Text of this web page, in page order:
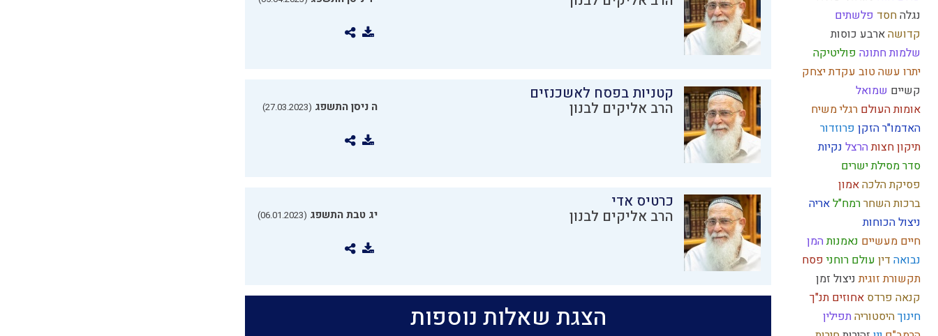
נגלהחסד פלשתים
קדושהארבע כוסות
שלמות חתונה פוליטיקה
יתרו עשה טוב עקדת יצחק
קשיים שמואל
אומות העולם רגלי משיח
האדמו"ר הזקן פרוזדור
תיקון חצותהרצל נקיות
סדר מסילת ישרים
פסיקת הלכהאמון
ברכות השחררמח"לאריה
ניצול הכוחות
חיים מעשיים נאמנותהמן
נבואה דין עולם רוחני פסח
תקשורת זוגיתניצול זמן
קנאה פרדס אחוזים תנ"ך
חינוךהיסטוריה תפילין
קטניות בפסח לאשכנזים
הרב אליקים לבנון ה ניסן התשפג (27.03.2023)
כרטיס אדי
הרב אליקים לבנון יג טבת התשפג (06.01.2023)
הצגת שאלות נוספות